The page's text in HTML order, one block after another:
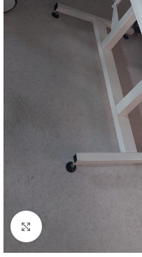
Click to enlarge